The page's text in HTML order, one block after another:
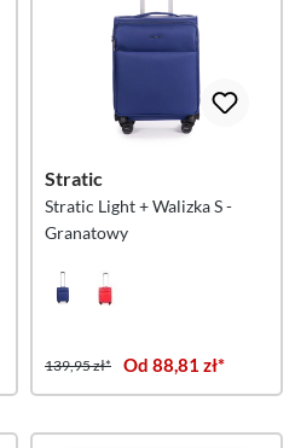
Stratic
Stratic Light + Walizka S -
Granatowy
139,95 zł* Od 88,81 zł*